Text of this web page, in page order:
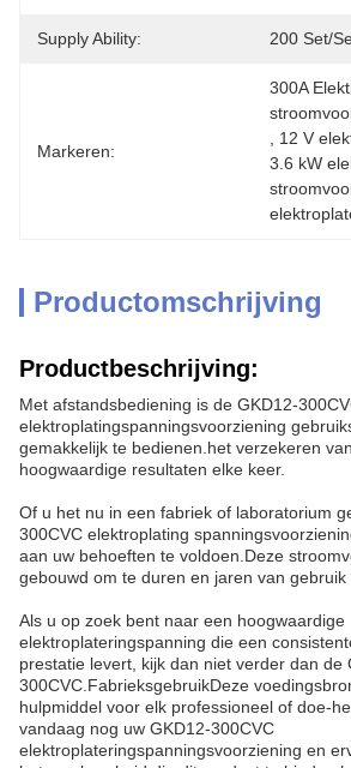
Supply Ability: 200 Set/
Markeren:
300A
12 V
3.6 kW
Productomschrijving
Productbeschrijving:
Met afstandsbediening is de GKD12-
elektroplatingspanningsvoorziening
gemakkelijk te bedienen.het verzekeren
hoogwaardige resultaten elke keer.
Of u het nu in een fabriek of laboratorium
300CVC elektroplating
aan uw behoeften te voldoen.Deze
gebouwd om te duren en jaren van gebruik
Als u op zoek bent naar een hoogwaardige
elektroplateringspanning die een
prestatie levert, kijk dan niet verder dan de
300CVC.FabrieksgebruikDeze
hulpmiddel voor elk professioneel of doe-
vandaag nog uw GKD12-300CVC
elektroplateringspanningsvoorziening en